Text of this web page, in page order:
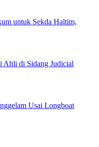
untuk Sekda Haltim,
Ahli di Sidang Judicial
Usai Longboat